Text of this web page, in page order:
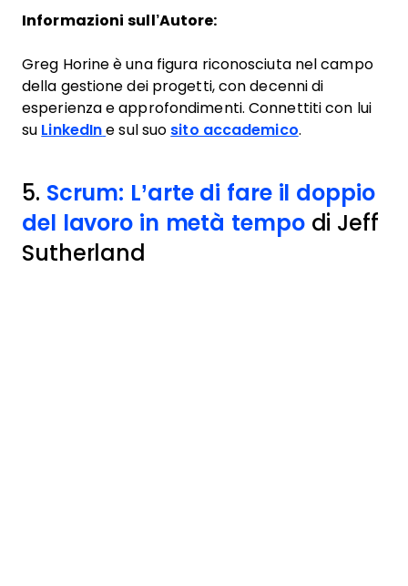
Informazioni sull’Autore:
Greg Horine è una figura riconosciuta nel campo
della gestione dei progetti, con decenni di
esperienza e approfondimenti. Connettiti con lui
su LinkedIn e sul suo sito accademico.
5. Scrum: L’arte di fare il doppio
del lavoro in metà tempodi Jeff
Sutherland